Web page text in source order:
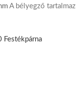
A bélyegző tartalmaz
Festékpárna